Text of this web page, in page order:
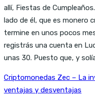
allí, Fiestas de
lado de él, que es monero
termine en unos pocos
registrás una cuenta en
unas 30. Puesto que, y
Criptomonedas Zec – La
ventajas y desventajas